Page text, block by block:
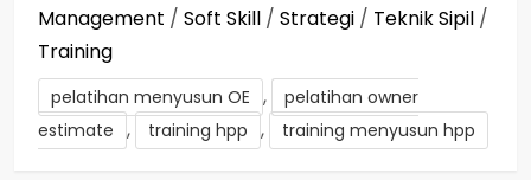
Management / Soft Skill / Strategi / Teknik Sipil /
Training
pelatihan menyusun OE ,
pelatihan owner
estimate , training hpp , training menyusun hpp